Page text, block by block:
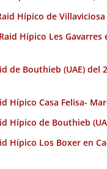
Hípico de
Hípico Les Gavarres
de Bouthieb (UAE) del
Hípico Casa Felisa-
Hípico de Bouthieb
Hípico Los Boxer en